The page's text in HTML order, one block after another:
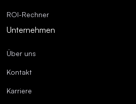
ROI-Rechner
Unternehmen
Über uns
Kontakt
Karriere